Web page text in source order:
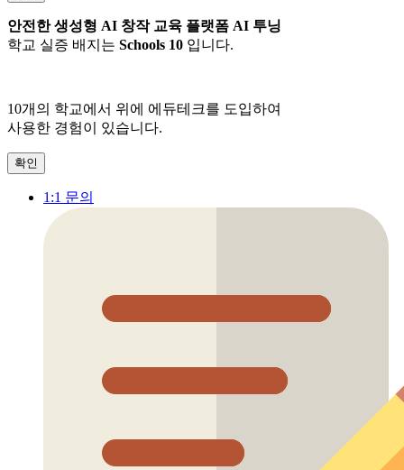
안전한 생성형 AI 창작 교육 플랫폼 AI 투닝
학교 실증 배지는 Schools 10 입니다.
10개 의 학교에서 위에 에듀테크를 도입하여
사용한 경험이 있습니다.
확인
1:1 문의